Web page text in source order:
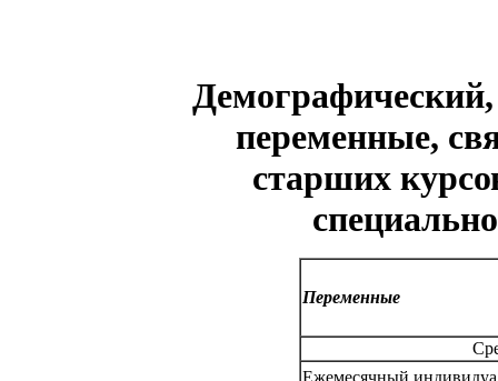
Демографический,
переменные,
старших
Переменные